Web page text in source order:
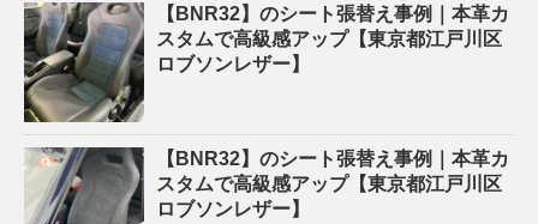
【BNR32】のシート張替え事例｜本革カ
スタムで高級感アップ【東京都江戸川区
ロブソンレザー】
【BNR32】のシート張替え事例｜本革カ
スタムで高級感アップ【東京都江戸川区
ロブソンレザー】